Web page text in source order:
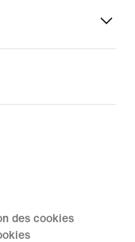
des cookies